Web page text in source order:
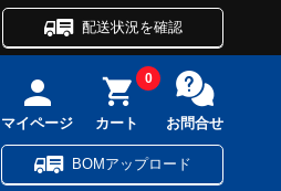
配送状況を確認
マイページ カート
0
お問合せ
BOMアップロード